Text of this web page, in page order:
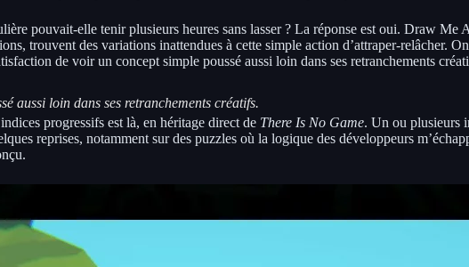
pouvait-elle tenir plusieurs heures sans lasser ? La réponse est oui. Draw
trouvent des variations inattendues à cette simple action d’attraper-relâcher.
de voir un concept simple poussé aussi loin dans ses retranchements
aussi loin dans ses retranchements créatifs.
progressifs est là, en héritage direct de There Is No Game. Un ou plusieurs
reprises, notamment sur des puzzles où la logique des développeurs